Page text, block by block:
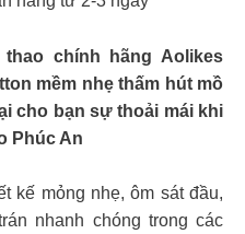
chính hãng Aolikes
mềm nhẹ thấm hút mồ
cho bạn sự thoải mái khi
Phúc An
kế mỏng nhẹ, ôm sát đầu,
nhanh chóng trong các